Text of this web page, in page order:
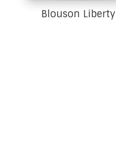
Blouson Liberty